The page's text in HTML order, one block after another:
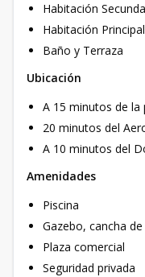
Habitación
Habitación
Baño y Terraza
Ubicación
A 15 minutos de la
20 minutos del
A 10 minutos del
Amenidades
Piscina
Gazebo, cancha
Plaza comercial
Seguridad privada